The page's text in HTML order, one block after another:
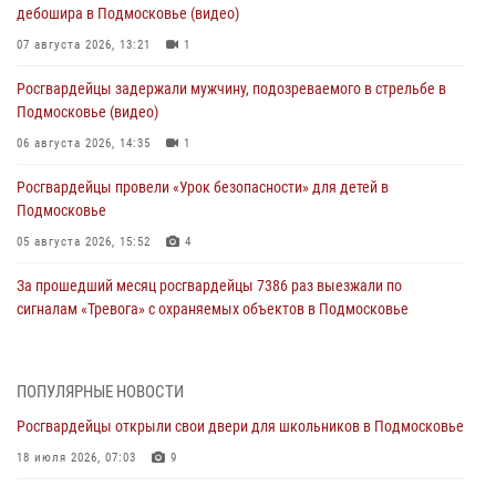
дебошира в Подмосковье (видео)
07 августа 2026, 13:21 1
Росгвардейцы задержали мужчину, подозреваемого в стрельбе в
Подмосковье (видео)
06 августа 2026, 14:35 1
Росгвардейцы провели «Урок безопасности» для детей в
Подмосковье
05 августа 2026, 15:52 4
За прошедший месяц росгвардейцы 7386 раз выезжали по
сигналам «Тревога» с охраняемых объектов в Подмосковье
Росгвардейцы пресекли кражу из супермаркета в Подмосковье
03 августа 2026, 15:26
ПОПУЛЯРНЫЕ НОВОСТИ
Росгвардейцы открыли свои двери для школьников в Подмосковье
18 июля 2026, 07:03 9